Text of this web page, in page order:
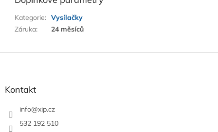
Kategorie: Vysílačky
Záruka: 24 měsíců
Z
Kontakt
info@xip.cz
532 192 510